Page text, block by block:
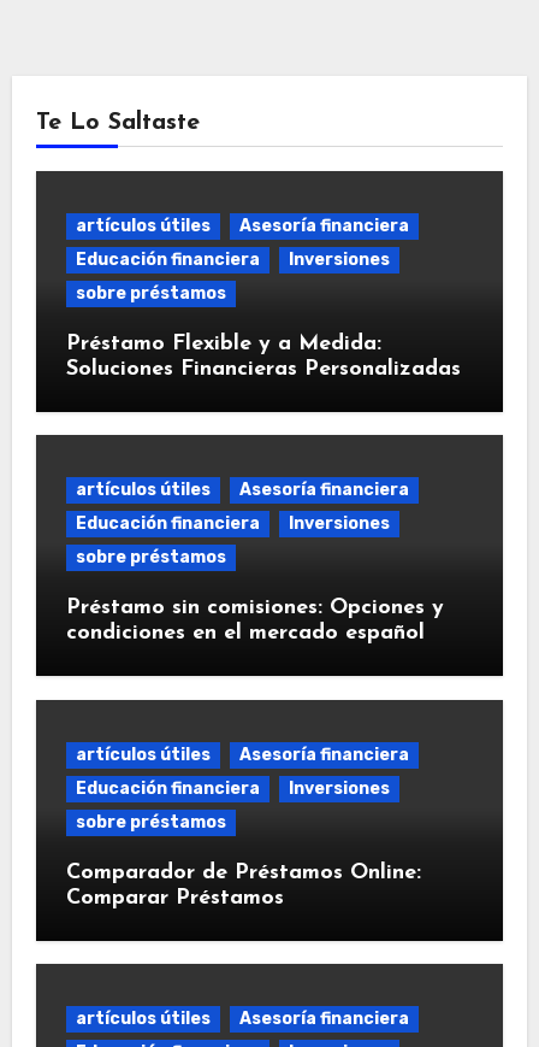
Te Lo Saltaste
artículos útiles
Asesoría financiera
Educación financiera
Inversiones
sobre préstamos
Préstamo Flexible y a Medida:
Soluciones Financieras Personalizadas
artículos útiles
Asesoría financiera
Educación financiera
Inversiones
sobre préstamos
Préstamo sin comisiones: Opciones y
condiciones en el mercado español
artículos útiles
Asesoría financiera
Educación financiera
Inversiones
sobre préstamos
Comparador de Préstamos Online:
Comparar Préstamos
artículos útiles
Asesoría financiera